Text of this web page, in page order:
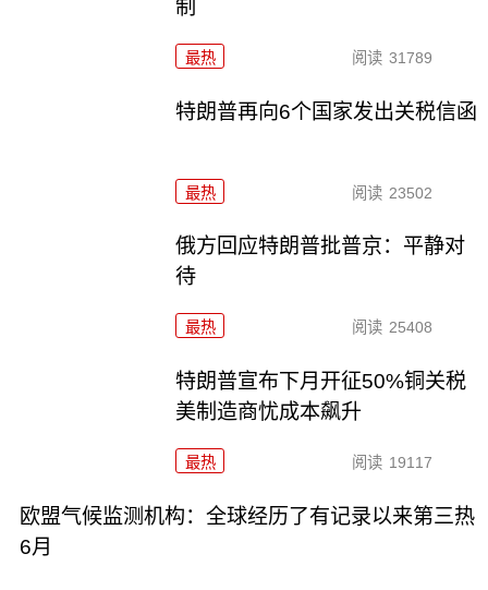
制
最热 阅读 31789
特朗普再向6个国家发出关税信函
最热 阅读 23502
俄方回应特朗普批普京：平静对
待
最热 阅读 25408
特朗普宣布下月开征50%铜关税
美制造商忧成本飙升
最热 阅读 19117
欧盟气候监测机构：全球经历了有记录以来第三热
6月